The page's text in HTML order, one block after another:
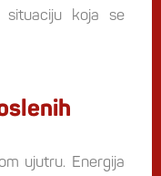
situaciju koja se
ujutru. Energija